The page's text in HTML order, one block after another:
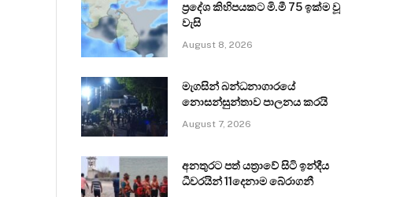
ප්‍රදේශ කිහිපයකට මි.මී 75 ඉක්ම වූ
වැසි
August 8, 2026
මැගසින් බන්ධනාගාරයේ
නොසන්සුන්තාව පාලනය කරයි
August 7, 2026
අනතුරට පත් යත්‍රාවේ සිටි ඉන්දීය
ධීවරයින් 11දෙනාම බේරාගනී